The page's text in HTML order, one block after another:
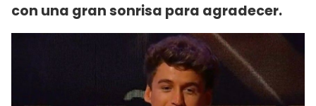
con una gran sonrisa para agradecer.